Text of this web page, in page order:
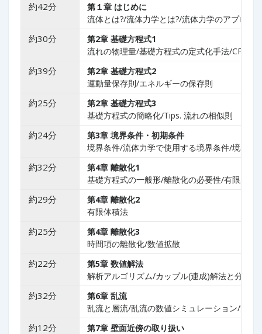
約42分
第１章 はじめに
流体とは?/流体力学とは?/流体力学のアプロー
約30分 第2章 基礎方程式1
流れの物理量/基礎方程式の定式化手法/CFDの
約39分 第2章 基礎方程式2
運動量保存則/エネルギーの保存則
約25分 第2章 基礎方程式3
基礎方程式の簡略化/Tips. 流れの相似則
約24分 第3章 境界条件・初期条件
境界条件/流体力学で使用する境界条件/境界条
約32分 第4章 離散化1
基礎方程式の一般形/離散化の必要性/有限差分
約29分 第4章 離散化2
有限体積法
約25分 第4章 離散化3
時間項の離散化/数値拡散
約22分 第5章 数値解法
解析アルゴリズム/カップル(連成)解法と分離
約32分 第6章 乱流
乱流と層流/乱流の数値シミュレーション/渦粘
約12分 第7章 壁面近傍の取り扱い